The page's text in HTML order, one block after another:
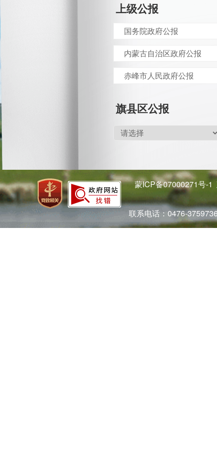
上级公报
国务院政府公报
内蒙古自治区政府公报
赤峰市人民政府公报
旗县区公报
蒙ICP备07000271号-1
联系电话：0476-